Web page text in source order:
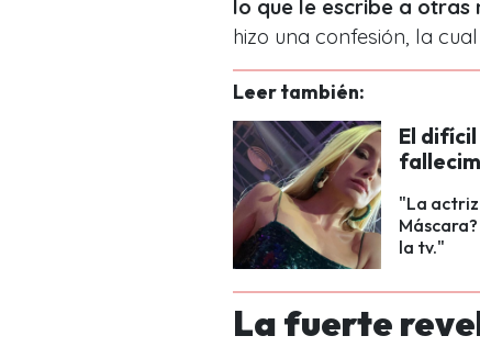
lo que le escribe a otras
hizo una confesión, la
Leer también:
El
"La
la tv."
La fuerte